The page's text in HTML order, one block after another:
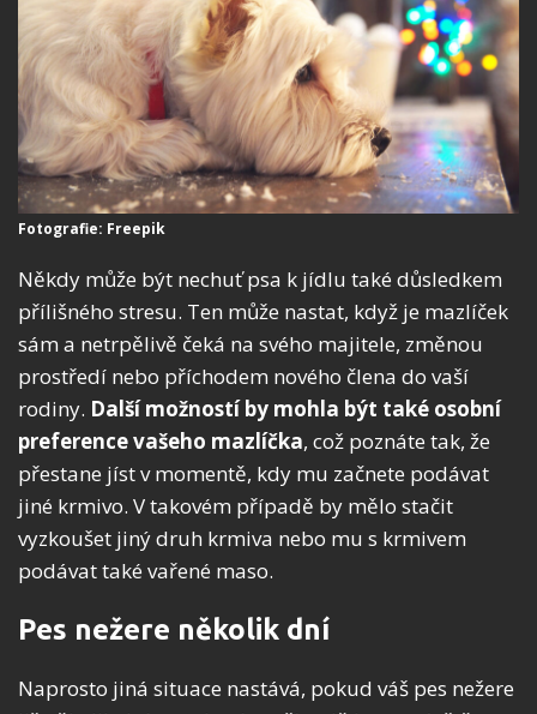
Fotografie: Freepik
Někdy může být nechuť psa k jídlu také důsledkem
přílišného stresu. Ten může nastat, když je mazlíček
sám a netrpělivě čeká na svého majitele, změnou
prostředí nebo příchodem nového člena do vaší
rodiny. Další možností by mohla být také osobní
preference vašeho mazlíčka, což poznáte tak, že
přestane jíst v momentě, kdy mu začnete podávat
jiné krmivo. V takovém případě by mělo stačit
vyzkoušet jiný druh krmiva nebo mu s krmivem
podávat také vařené maso.
Pes nežere několik dní
Naprosto jiná situace nastává, pokud váš pes nežere